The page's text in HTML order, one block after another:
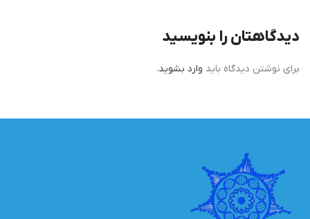
دیدگاهتان را بنویسید
برای نوشتن دیدگاه باید وارد بشوید.